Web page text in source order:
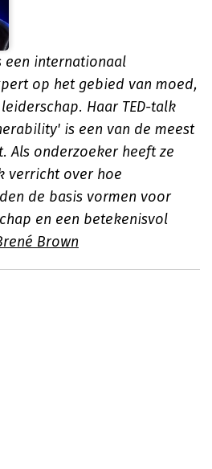
een internationaal
op het gebied van moed,
Haar TED-talk
is een van de meest
Als onderzoeker heeft ze
verricht over hoe
de basis vormen voor
en een betekenisvol
Brown